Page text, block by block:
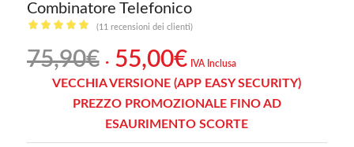
Combinatore Telefonico
4.91su 5
su base di
(11 recensioni dei clienti)
75,90€ Il
prezzo
originale
era:
75,90€.
55,00€Il
prezzo
attuale
è:
55,00€.
IVA Inclusa
VECCHIA VERSIONE (APP EASY SECURITY)
PREZZO PROMOZIONALE FINO AD
ESAURIMENTO SCORTE